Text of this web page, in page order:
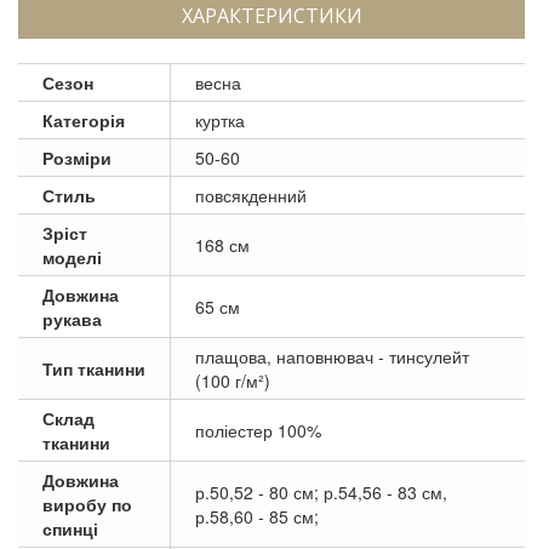
ХАРАКТЕРИСТИКИ
Сезон
весна
Категорія
куртка
Розміри
50-60
Стиль
повсякденний
Зріст
моделі
168 см
Довжина
рукава
65 см
Тип тканини
плащова, наповнювач - тинсулейт
(100 г/м²)
Склад
тканини
поліестер 100%
Довжина
виробу по
спинці
р.50,52 - 80 см; р.54,56 - 83 см,
р.58,60 - 85 см;